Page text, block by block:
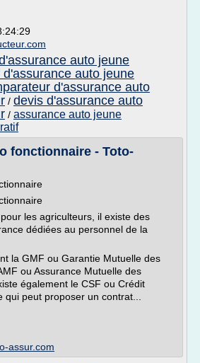
auto jeune
d'assurance auto jeune
d'assurance auto
/ devis d'assurance auto
/ assurance auto jeune
fonctionnaire - Toto-
les agriculteurs, il existe des
dédiées au personnel de la
la GMF ou Garantie Mutuelle des
ou Assurance Mutuelle des
également le CSF ou Crédit
qui peut proposer un contrat...
assur.com